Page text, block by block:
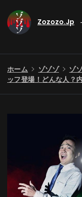
Zozozo.jp
ホーム ゾゾゾ
ゾ
ッフ登場！どんな人？